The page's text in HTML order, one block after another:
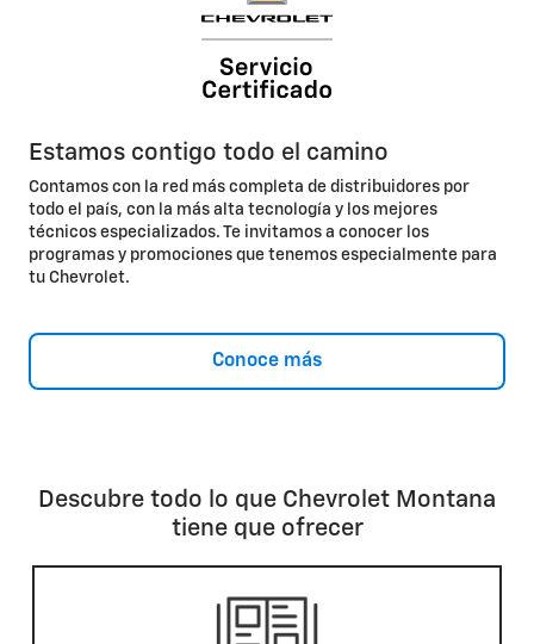
Estamos contigo todo el camino
Contamos con la red más completa de distribuidores por
todo el país, con la más alta tecnología y los mejores
técnicos especializados. Te invitamos a conocer los
programas y promociones que tenemos especialmente para
tu Chevrolet.
Conoce más
Descubre todo lo que Chevrolet Montana
tiene que ofrecer